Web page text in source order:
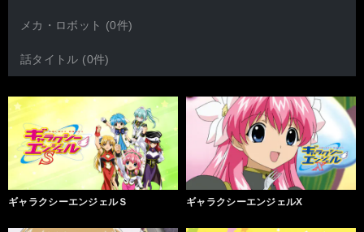
メカ・ロボット (0件)
話タイトル (0件)
ギャラクシーエンジェルＳ ギャラクシーエンジェルX